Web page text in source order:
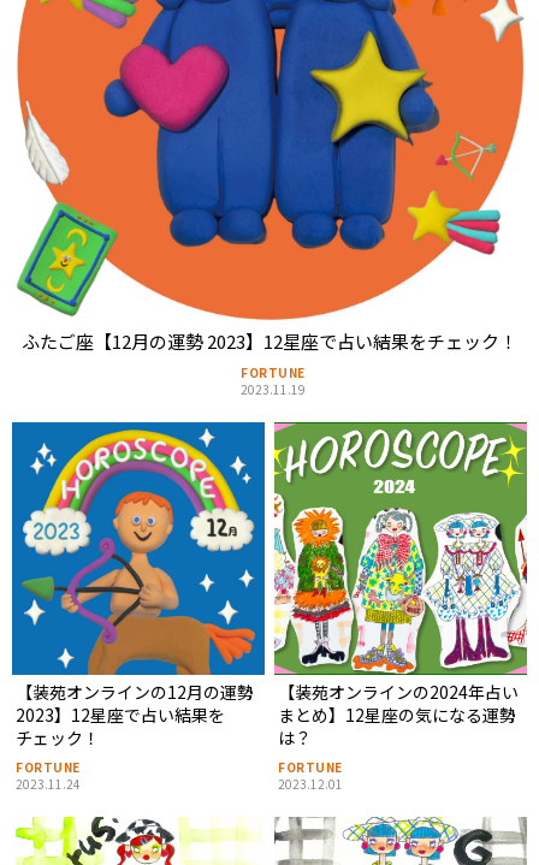
ふたご座【12月の運勢 2023】12星座で占い結果をチェック！
FORTUNE
2023.11.19
【装苑オンラインの12月の運勢
2023】12星座で占い結果を
チェック！
FORTUNE
2023.11.24
【装苑オンラインの2024年占い
まとめ】12星座の気になる運勢
は？
FORTUNE
2023.12.01